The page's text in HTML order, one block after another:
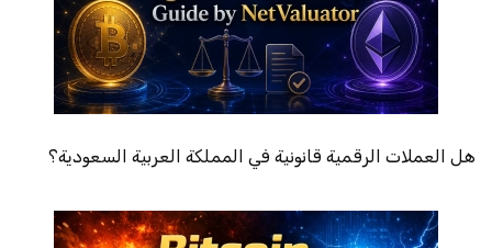
هل العملات الرقمية قانونية في المملكة العربية السعودية؟